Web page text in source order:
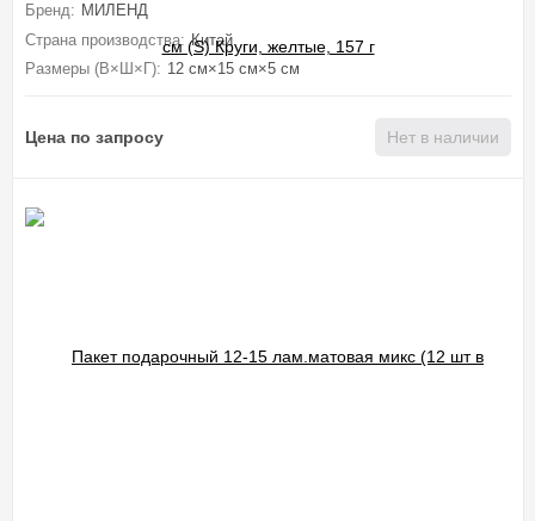
Бренд: МИЛЕНД
Страна производства: Китай
Размеры (В×Ш×Г): 12 см×15 см×5 см
Цена по запросу Нет в наличии